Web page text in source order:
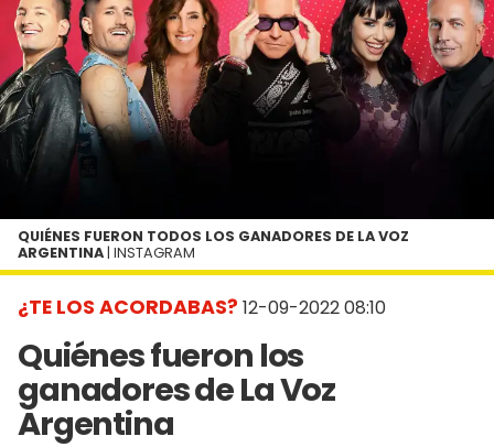
¿TE LOS ACORDABAS? 12-09-2022 08:10
Quiénes fueron los
ganadores de La Voz
Argentina
QUIÉNES FUERON TODOS LOS GANADORES DE LA VOZ
ARGENTINA | INSTAGRAM